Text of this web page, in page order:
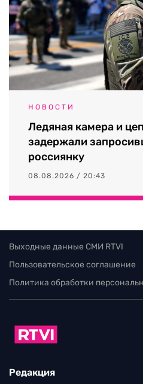
НОВОСТИ
Ледяная камера и
задержали
россиянку
08.08.2026 / 20:43
Выходные данные СМИ RTVI
Пользовательское соглашение
Политика обработки
Редакция